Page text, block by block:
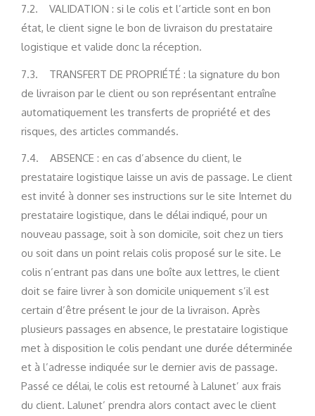
7.2. VALIDATION : si le colis et l’article sont en bon
état, le client signe le bon de livraison du prestataire
logistique et valide donc la réception.
7.3. TRANSFERT DE PROPRIÉTÉ : la signature du bon
de livraison par le client ou son représentant entraîne
automatiquement les transferts de propriété et des
risques, des articles commandés.
7.4. ABSENCE : en cas d’absence du client, le
prestataire logistique laisse un avis de passage. Le client
est invité à donner ses instructions sur le site Internet du
prestataire logistique, dans le délai indiqué, pour un
nouveau passage, soit à son domicile, soit chez un tiers
ou soit dans un point relais colis proposé sur le site. Le
colis n’entrant pas dans une boîte aux lettres, le client
doit se faire livrer à son domicile uniquement s’il est
certain d’être présent le jour de la livraison. Après
plusieurs passages en absence, le prestataire logistique
met à disposition le colis pendant une durée déterminée
et à l’adresse indiquée sur le dernier avis de passage.
Passé ce délai, le colis est retourné à Lalunet’ aux frais
du client. Lalunet’ prendra alors contact avec le client